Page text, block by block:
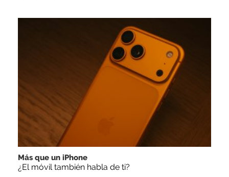
Más que un iPhone
¿El móvil también habla de ti?